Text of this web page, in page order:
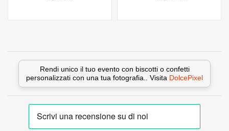
Rendi unico il tuo evento con biscotti o confetti
personalizzati con una tua fotografia.. Visita DolcePixel